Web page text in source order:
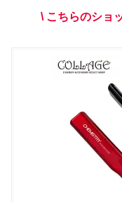
\ こちらのショ